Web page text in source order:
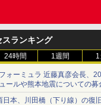
スランキング
24時間 1週間 1
ォーミュラ 近藤真彦会長、
ールや熊本地震についての募
日本、川田橋（下り線）の復